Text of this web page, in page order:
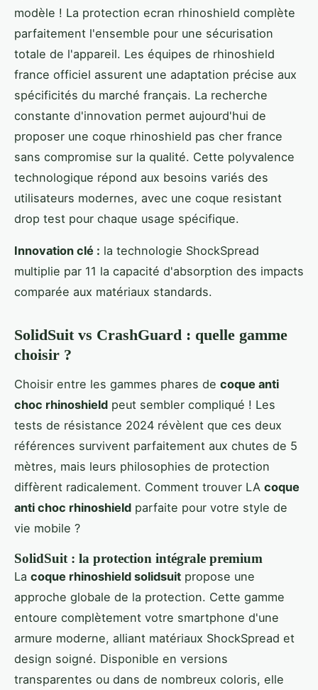
modèle ! La protection ecran rhinoshield complète
parfaitement l'ensemble pour une sécurisation
totale de l'appareil. Les équipes de rhinoshield
france officiel assurent une adaptation précise aux
spécificités du marché français. La recherche
constante d'innovation permet aujourd'hui de
proposer une coque rhinoshield pas cher france
sans compromise sur la qualité. Cette polyvalence
technologique répond aux besoins variés des
utilisateurs modernes, avec une coque resistant
drop test pour chaque usage spécifique.
Innovation clé : la technologie ShockSpread
multiplie par 11 la capacité d'absorption des impacts
comparée aux matériaux standards.
SolidSuit vs CrashGuard : quelle gamme
choisir ?
Choisir entre les gammes phares de coque anti
choc rhinoshield peut sembler compliqué ! Les
tests de résistance 2024 révèlent que ces deux
références survivent parfaitement aux chutes de 5
mètres, mais leurs philosophies de protection
diffèrent radicalement. Comment trouver LA coque
anti choc rhinoshield parfaite pour votre style de
vie mobile ?
SolidSuit : la protection intégrale premium
La coque rhinoshield solidsuit propose une
approche globale de la protection. Cette gamme
entoure complètement votre smartphone d'une
armure moderne, alliant matériaux ShockSpread et
design soigné. Disponible en versions
transparentes ou dans de nombreux coloris, elle